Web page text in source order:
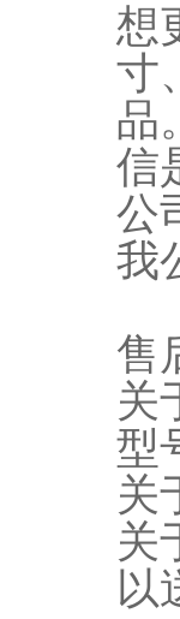
想
寸
品
信
公
我
售
关
型
关
关
以